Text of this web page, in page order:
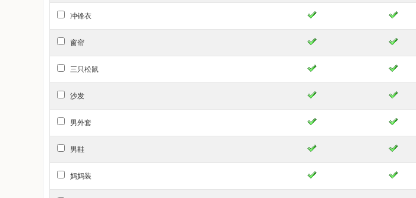
运动户外
户外/登山/野营/旅行用品(6753)
运动鞋new(4967)
电动车/配件/交通工具(1486)
运动/瑜伽/健身/球迷用品(2963)
运动服/休闲服装(2511)
自行车/骑行装备/零配件(640)
运动包/户外包/配件(510)
家居建材
居家布艺(3773)
住宅家具(8492)
冲锋衣
窗帘
三只松鼠
沙发
男外套
男鞋
妈妈装